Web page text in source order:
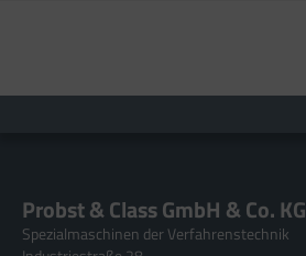
Probst & Class GmbH & Co. KG
Spezialmaschinen der Verfahrenstechnik